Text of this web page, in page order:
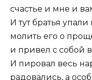
счастье и мне и
И тут братья
молить его о
и привел с собой
И пировал весь
радовались, а